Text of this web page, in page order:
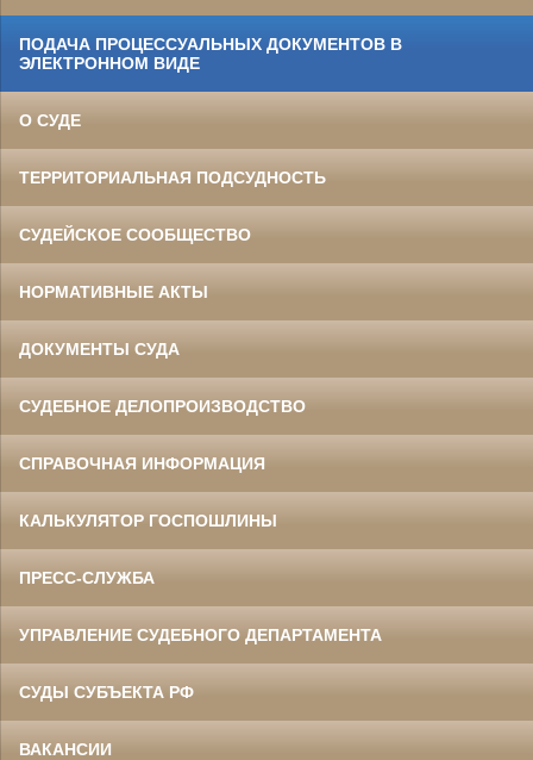
ПОДАЧА ПРОЦЕССУАЛЬНЫХ ДОКУМЕНТОВ В
ЭЛЕКТРОННОМ ВИДЕ
О СУДЕ
ТЕРРИТОРИАЛЬНАЯ ПОДСУДНОСТЬ
СУДЕЙСКОЕ СООБЩЕСТВО
НОРМАТИВНЫЕ АКТЫ
ДОКУМЕНТЫ СУДА
СУДЕБНОЕ ДЕЛОПРОИЗВОДСТВО
СПРАВОЧНАЯ ИНФОРМАЦИЯ
КАЛЬКУЛЯТОР ГОСПОШЛИНЫ
ПРЕСС-СЛУЖБА
УПРАВЛЕНИЕ СУДЕБНОГО ДЕПАРТАМЕНТА
СУДЫ СУБЪЕКТА РФ
ВАКАНСИИ